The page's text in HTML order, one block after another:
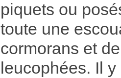
piquets ou
toute une
cormorans et
leucophées. Il